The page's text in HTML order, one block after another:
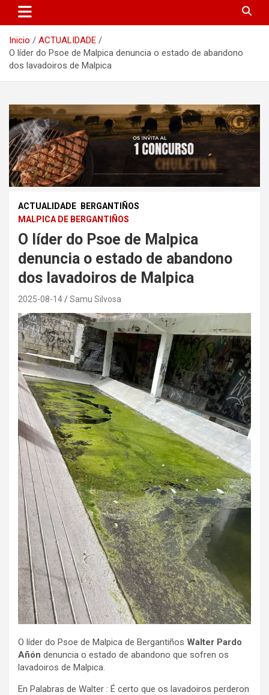
Inicio
ACTUALIDADE
O líder do Psoe de Malpica denuncia o estado de abandono
dos lavadoiros de Malpica
ACTUALIDADE
BERGANTIÑOS
MALPICA DE BERGANTIÑOS
O líder do Psoe de Malpica
denuncia o estado de abandono
dos lavadoiros de Malpica
2025-08-14 Samu Silvosa
O líder do Psoe de Malpica de Bergantiños Walter Pardo
Añón denuncia o estado de abandono que sofren os
lavadoiros de Malpica.
En Palabras de Walter : É certo que os lavadoiros perderon